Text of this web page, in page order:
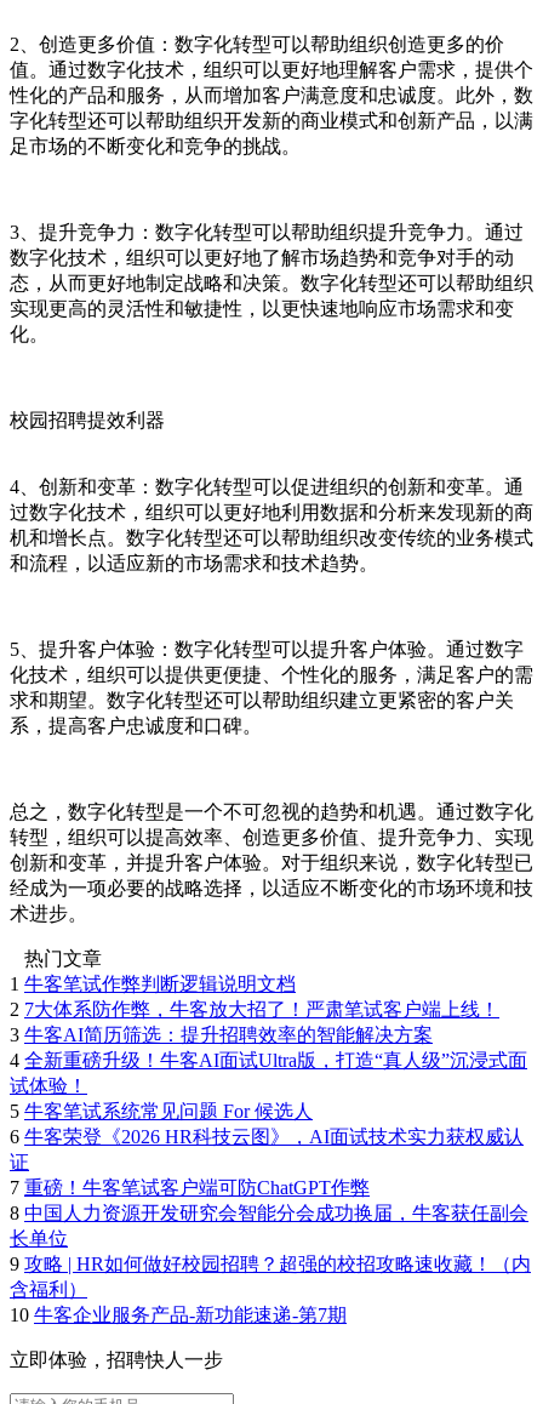
2、创造更多价值：数字化转型可以帮助组织创造更多的价
值。通过数字化技术，组织可以更好地理解客户需求，提供个
性化的产品和服务，从而增加客户满意度和忠诚度。此外，数
字化转型还可以帮助组织开发新的商业模式和创新产品，以满
足市场的不断变化和竞争的挑战。
3、提升竞争力：数字化转型可以帮助组织提升竞争力。通过
数字化技术，组织可以更好地了解市场趋势和竞争对手的动
态，从而更好地制定战略和决策。数字化转型还可以帮助组织
实现更高的灵活性和敏捷性，以更快速地响应市场需求和变
化。
校园招聘提效利器
4、创新和变革：数字化转型可以促进组织的创新和变革。通
过数字化技术，组织可以更好地利用数据和分析来发现新的商
机和增长点。数字化转型还可以帮助组织改变传统的业务模式
和流程，以适应新的市场需求和技术趋势。
5、提升客户体验：数字化转型可以提升客户体验。通过数字
化技术，组织可以提供更便捷、个性化的服务，满足客户的需
求和期望。数字化转型还可以帮助组织建立更紧密的客户关
系，提高客户忠诚度和口碑。
总之，数字化转型是一个不可忽视的趋势和机遇。通过数字化
转型，组织可以提高效率、创造更多价值、提升竞争力、实现
创新和变革，并提升客户体验。对于组织来说，数字化转型已
经成为一项必要的战略选择，以适应不断变化的市场环境和技
术进步。
热门文章
1 牛客笔试作弊判断逻辑说明文档
2 7大体系防作弊，牛客放大招了！严肃笔试客户端上线！
3 牛客AI简历筛选：提升招聘效率的智能解决方案
4 全新重磅升级！牛客AI面试Ultra版，打造“真人级”沉浸式面
试体验！
5 牛客笔试系统常见问题 For 候选人
6 牛客荣登《2026 HR科技云图》，AI面试技术实力获权威认
证
7 重磅！牛客笔试客户端可防ChatGPT作弊
8 中国人力资源开发研究会智能分会成功换届，牛客获任副会
长单位
9 攻略 | HR如何做好校园招聘？超强的校招攻略速收藏！（内
含福利）
10 牛客企业服务产品-新功能速递-第7期
立即体验，招聘快人一步